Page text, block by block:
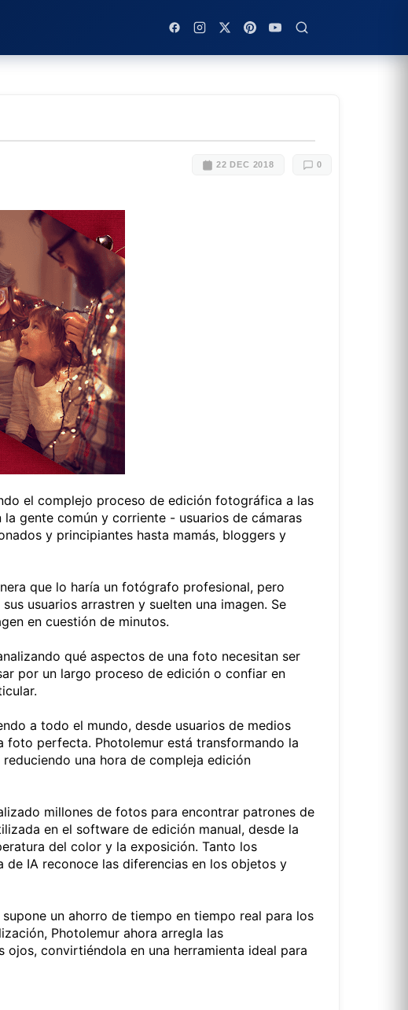
22 DEC 2018 0
el complejo proceso de edición fotográfica a las
gente común y corriente - usuarios de cámaras
y principiantes hasta mamás, bloggers y
que lo haría un fotógrafo profesional, pero
usuarios arrastren y suelten una imagen. Se
en cuestión de minutos.
qué aspectos de una foto necesitan ser
por un largo proceso de edición o confiar en
a todo el mundo, desde usuarios de medios
foto perfecta. Photolemur está transformando la
una hora de compleja edición
millones de fotos para encontrar patrones de
en el software de edición manual, desde la
del color y la exposición. Tanto los
IA reconoce las diferencias en los objetos y
un ahorro de tiempo en tiempo real para los
Photolemur ahora arregla las
convirtiéndola en una herramienta ideal para